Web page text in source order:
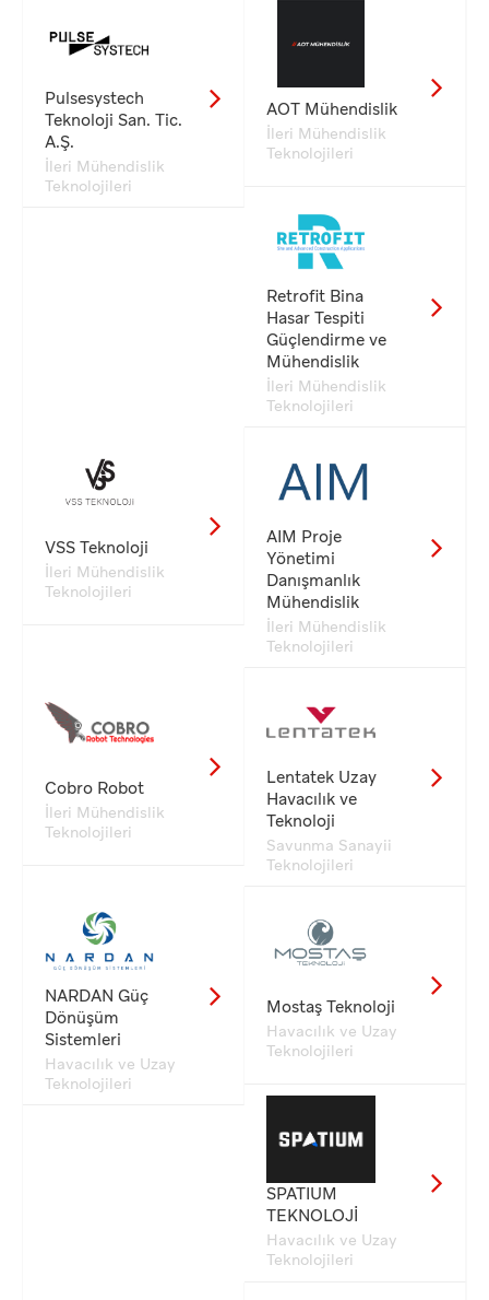
Pulsesystech
Teknoloji San. Tic.
A.Ş.
İleri Mühendislik
Teknolojileri
AOT Mühendislik
İleri Mühendislik
Teknolojileri
Retrofit Bina
Hasar Tespiti
Güçlendirme ve
Mühendislik
İleri Mühendislik
Teknolojileri
VSS Teknoloji
İleri Mühendislik
Teknolojileri
AIM Proje
Yönetimi
Danışmanlık
Mühendislik
İleri Mühendislik
Teknolojileri
Cobro Robot
İleri Mühendislik
Teknolojileri
Lentatek Uzay
Havacılık ve
Teknoloji
Savunma Sanayii
Teknolojileri
NARDAN Güç
Dönüşüm
Sistemleri
Havacılık ve Uzay
Teknolojileri
Mostaş Teknoloji
Havacılık ve Uzay
Teknolojileri
SPATIUM
TEKNOLOJİ
Havacılık ve Uzay
Teknolojileri